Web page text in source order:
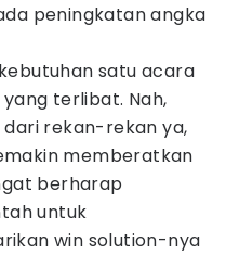
peningkatan angka
satu acara
terlibat. Nah,
rekan-rekan ya,
memberatkan
berharap
untuk
win solution-nya